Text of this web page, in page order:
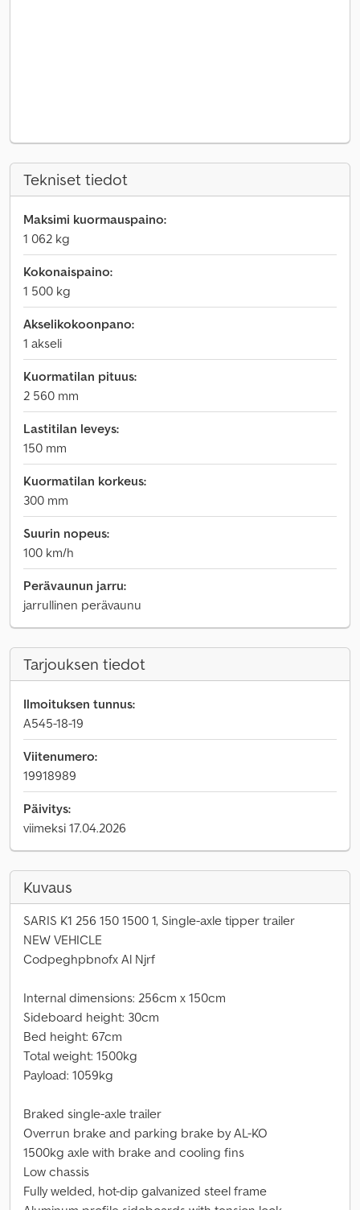
Tekniset tiedot
Maksimi kuormauspaino:
1 062 kg
Kokonaispaino:
1 500 kg
Akselikokoonpano:
1 akseli
Kuormatilan pituus:
2 560 mm
Lastitilan leveys:
150 mm
Kuormatilan korkeus:
300 mm
Suurin nopeus:
100 km/h
Perävaunun jarru:
jarrullinen perävaunu
Tarjouksen tiedot
Ilmoituksen tunnus:
A545-18-19
Viitenumero:
19918989
Päivitys:
viimeksi 17.04.2026
Kuvaus
SARIS K1 256 150 1500 1, Single-axle tipper trailer
NEW VEHICLE
Codpeghpbnofx Al Njrf
Internal dimensions: 256cm x 150cm
Sideboard height: 30cm
Bed height: 67cm
Total weight: 1500kg
Payload: 1059kg
Braked single-axle trailer
Overrun brake and parking brake by AL-KO
1500kg axle with brake and cooling fins
Low chassis
Fully welded, hot-dip galvanized steel frame